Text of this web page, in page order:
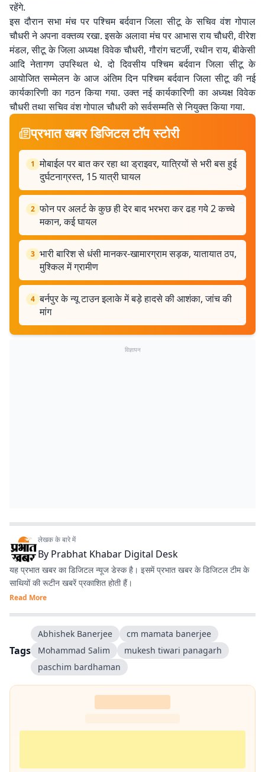
रहेंगे.
इस दौरान सभा मंच पर पश्चिम बर्दवान जिला सीटू के सचिव वंश गोपाल
चौधरी ने अपना वक्तव्य रखा. इसके अलावा मंच पर आभास राय चौधरी, वीरेश
मंडल, सीटू के जिला अध्यक्ष विवेक चौधरी, गौरांग चटर्जी, रथीन राय, बीकेसी
आदि नेतागण उपस्थित थे. दो दिवसीय पश्चिम बर्दवान जिला सीटू के
आयोजित सम्मेलन के आज अंतिम दिन पश्चिम बर्दवान जिला सीटू की नई
कार्यकारिणी का गठन किया गया. उक्त नई कार्यकारिणी का अध्यक्ष विवेक
चौधरी तथा सचिव वंश गोपाल चौधरी को सर्वसम्मति से नियुक्त किया गया.
प्रभात खबर डिजिटल टॉप स्टोरी
1 मोबाईल पर बात कर रहा था ड्राइवर, यात्रियों से भरी बस हुई
दुर्घटनाग्रस्त, 15 यात्री घायल
2 फोन पर अलर्ट के कुछ ही देर बाद भरभरा कर ढह गये 2 कच्चे
मकान, कई घायल
3 भारी बारिश से धंसी मानकर-खामारग्राम सड़क, यातायात ठप,
मुश्किल में ग्रामीण
4 बर्नपुर के न्यू टाउन इलाके में बड़े हादसे की आशंका, जांच की
मांग
विज्ञापन
लेखक के बारे में
By Prabhat Khabar Digital Desk
यह प्रभात खबर का डिजिटल न्यूज डेस्क है। इसमें प्रभात खबर के डिजिटल टीम के
साथियों की रूटीन खबरें प्रकाशित होती हैं।
Read More
Tags
Abhishek Banerjee
cm mamata banerjee
Mohammad Salim
mukesh tiwari panagarh
paschim bardhaman